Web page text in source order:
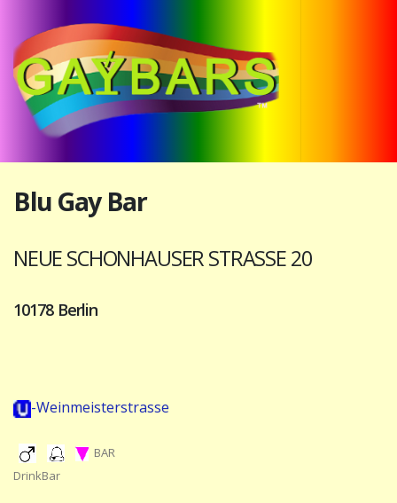
Blu Gay Bar
NEUE SCHONHAUSER STRASSE 20
10178 Berlin
-Weinmeisterstrasse
BAR
DrinkBar